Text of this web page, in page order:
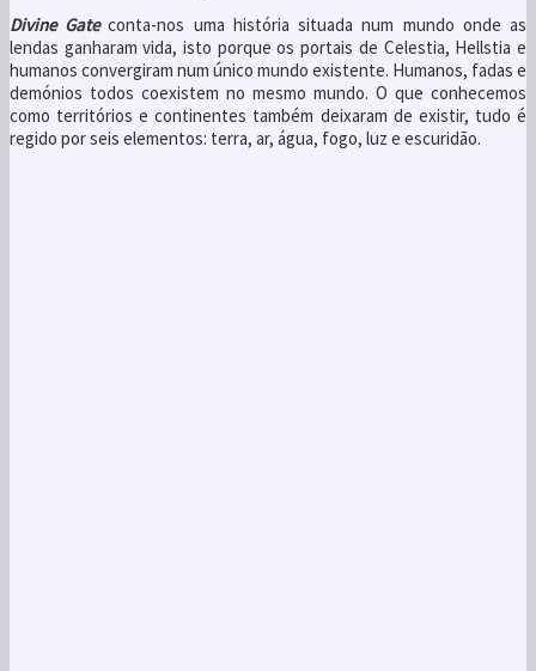
Divine Gateconta-nos uma história situada num mundo onde as
lendas ganharam vida, isto porque os portais de Celestia, Hellstia e
humanos convergiram num único mundo existente. Humanos, fadas e
demónios todos coexistem no mesmo mundo. O que conhecemos
como territórios e continentes também deixaram de existir, tudo é
regido por seis elementos: terra, ar, água, fogo, luz e escuridão.